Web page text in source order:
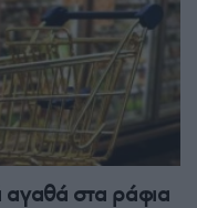
αγαθά στα ράφια